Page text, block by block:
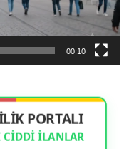
00:10
PORTALI
CIDDI İLANLAR